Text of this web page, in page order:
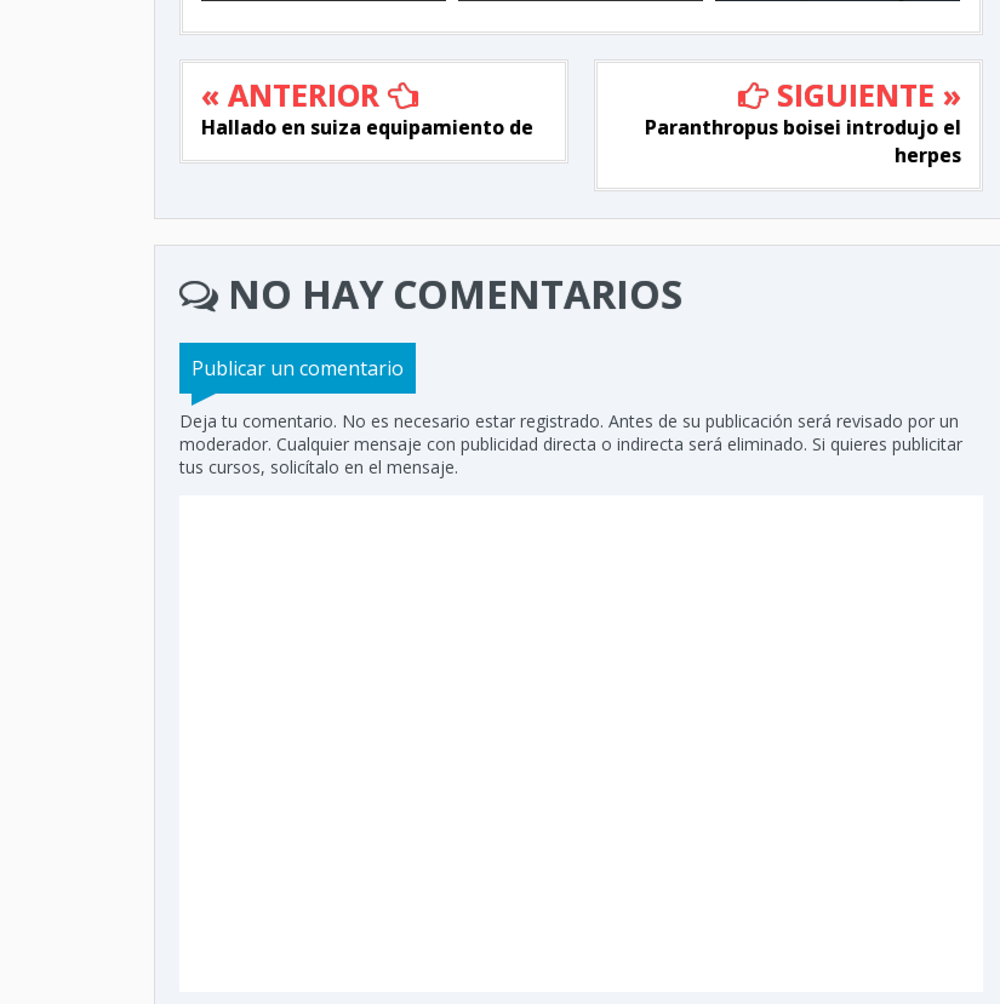
« ANTERIOR
Hallado en suiza equipamiento de
SIGUIENTE »
Paranthropus boisei introdujo el
herpes
NO HAY COMENTARIOS
Publicar un comentario
Deja tu comentario. No es necesario estar registrado. Antes de su publicación será revisado por un
moderador. Cualquier mensaje con publicidad directa o indirecta será eliminado. Si quieres publicitar
tus cursos, solicítalo en el mensaje.